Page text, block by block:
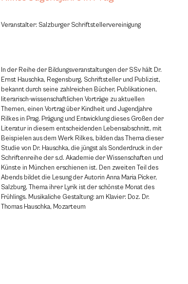
Veranstalter: Salzburger Schriftstellervereinigung
In der Reihe der Bildungsveranstaltungen der SSv hält Dr.
Ernst Hauschka, Regensburg, Schriftsteller und Publizist,
bekannt durch seine zahlreichen Bücher, Publikationen,
literarisch-wissenschaftlichen Vorträge zu aktuellen
Themen, einen Vortrag über Kindheit und Jugendjahre
Rilkes in Prag. Prägung und Entwicklung dieses Großen der
Literatur in diesem entscheidenden Lebensabschnitt, mit
Beispielen aus dem Werk Rilkes, bilden das Thema dieser
Studie von Dr. Hauschka, die jüngst als Sonderdruck in der
Schriftenreihe der s.d. Akademie der Wissenschaften und
Künste in München erschienen ist. Den zweiten Teil des
Abends bildet die Lesung der Autorin Anna Maria Picker,
Salzburg, Thema ihrer Lyrik ist der schönste Monat des
Frühlings. Musikaliche Gestaltung: am Klavier: Doz. Dr.
Thomas Hauschka, Mozarteum